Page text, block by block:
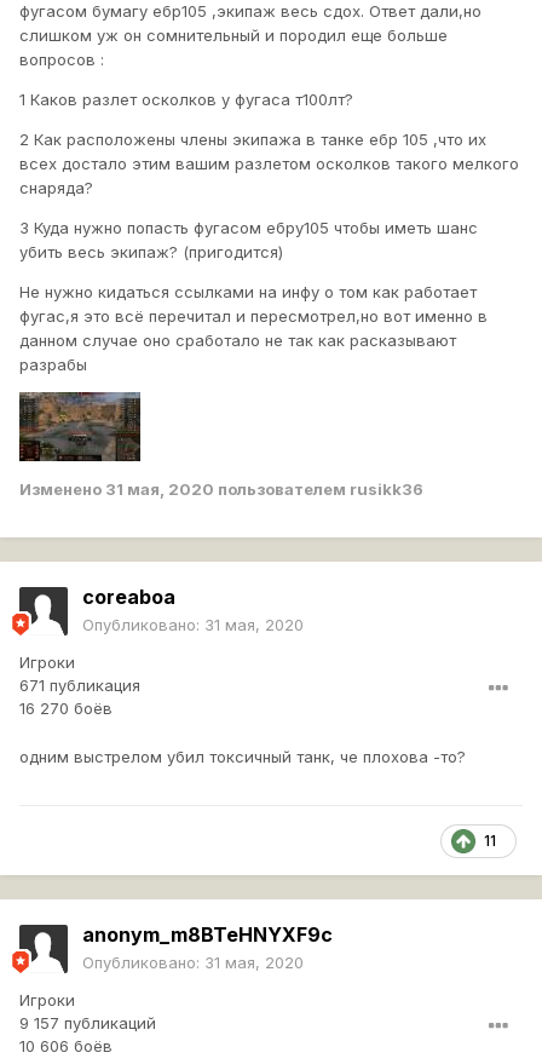
фугасом бумагу ебр105 ,экипаж весь сдох. Ответ дали,но
слишком уж он сомнительный и породил еще больше
вопросов :
1 Каков разлет осколков у фугаса т100лт?
2 Как расположены члены экипажа в танке ебр 105 ,что их
всех достало этим вашим разлетом осколков такого мелкого
снаряда?
3 Куда нужно попасть фугасом ебру105 чтобы иметь шанс
убить весь экипаж? (пригодится)
Не нужно кидаться ссылками на инфу о том как работает
фугас,я это всё перечитал и пересмотрел,но вот именно в
данном случае оно сработало не так как расказывают
разрабы
Изменено 31 мая, 2020 пользователем rusikk36
coreaboa
Опубликовано: 31 мая, 2020
Игроки
671 публикация
16 270 боёв
одним выстрелом убил токсичный танк, че плохова -то?
11
anonym_m8BTeHNYXF9c
Опубликовано: 31 мая, 2020
Игроки
9 157 публикаций
10 606 боёв